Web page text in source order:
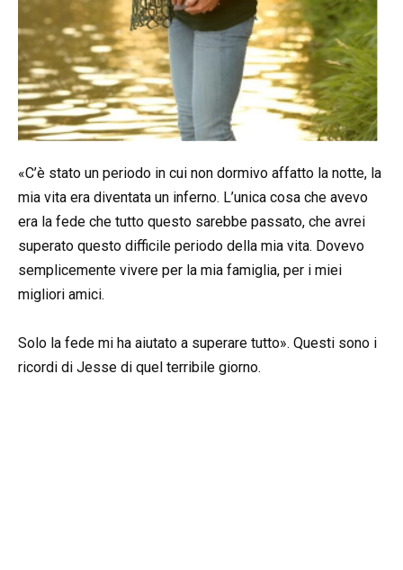
«C’è stato un periodo in cui non dormivo affatto la notte, la
mia vita era diventata un inferno. L’unica cosa che avevo
era la fede che tutto questo sarebbe passato, che avrei
superato questo difficile periodo della mia vita. Dovevo
semplicemente vivere per la mia famiglia, per i miei
migliori amici.
Solo la fede mi ha aiutato a superare tutto». Questi sono i
ricordi di Jesse di quel terribile giorno.